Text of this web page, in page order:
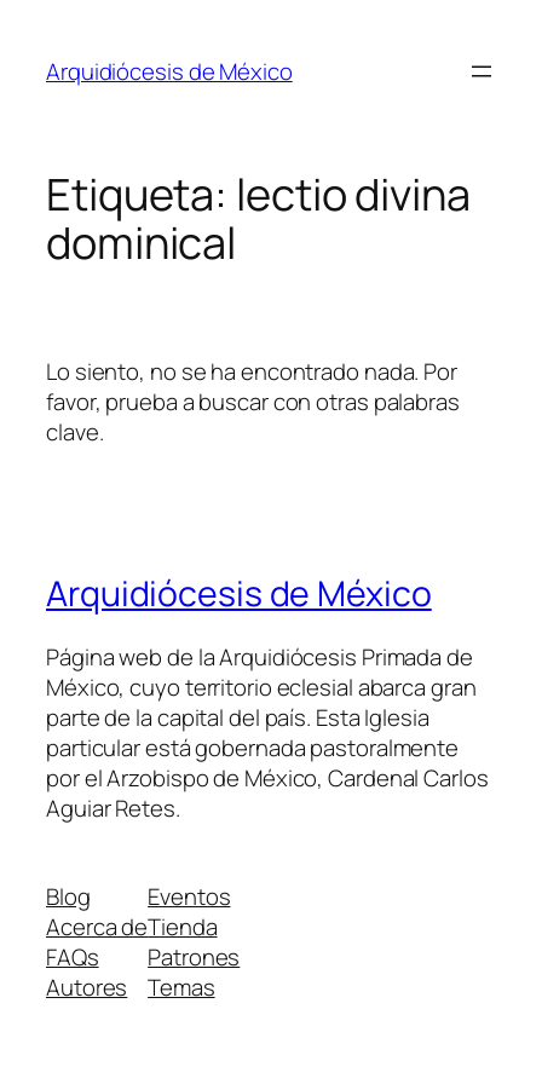
contenido
Arquidiócesis de México
Etiqueta: lectio divina
dominical
Lo siento, no se ha encontrado nada. Por
favor, prueba a buscar con otras palabras
clave.
Arquidiócesis de México
Página web de la Arquidiócesis Primada de
México, cuyo territorio eclesial abarca gran
parte de la capital del país. Esta Iglesia
particular está gobernada pastoralmente
por el Arzobispo de México, Cardenal Carlos
Aguiar Retes.
Blog
Acerca de
FAQs
Autores
Eventos
Tienda
Patrones
Temas